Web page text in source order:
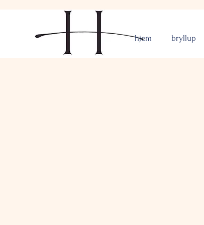
hjem bryllup